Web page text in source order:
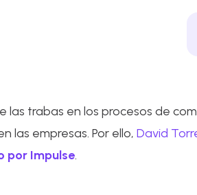
las trabas en los procesos de
las empresas. Por ello,David
por Impulse.